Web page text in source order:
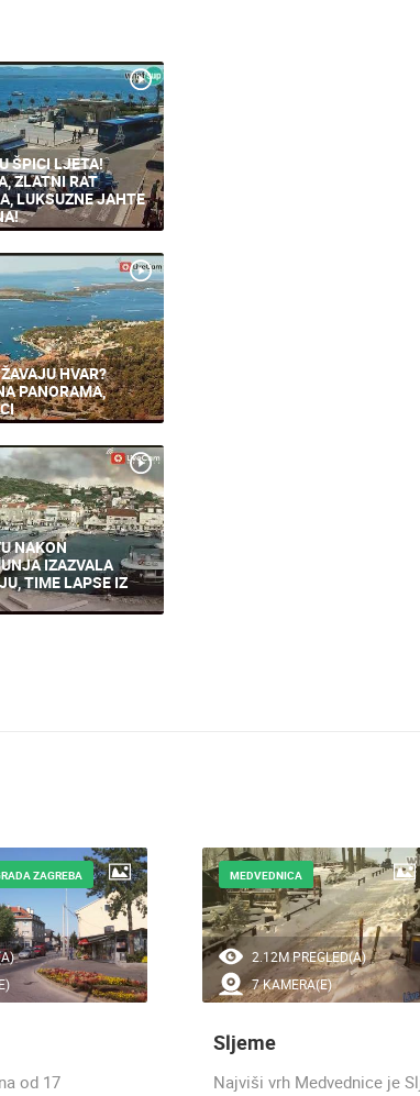
ŠPICI LJETA!
ZLATNI RAT
LUKSUZNE JAHTE
HVAR?
PANORAMA,
NAKON
IZAZVALA
TIME LAPSE IZ
ZAGREBA
od 17
2.12M PREGLED(A)
7 KAMERA(E)
MEDVEDNICA
Sljeme
Najviši vrh Medvednice je